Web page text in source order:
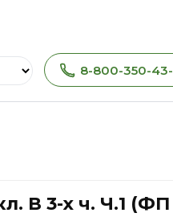
8-800-350-
В 3-х ч. Ч.1